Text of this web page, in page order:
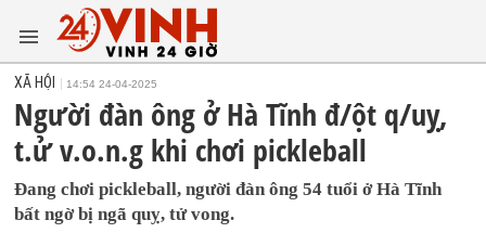
XÃ HỘI 14:54 24-04-2025
Người đàn ông ở Hà Tĩnh đ/ột q/uỵ,
t.ử v.o.n.g khi chơi pickleball
Đang chơi pickleball, người đàn ông 54 tuổi ở Hà Tĩnh
bất ngờ bị ngã quỵ, tử vong.